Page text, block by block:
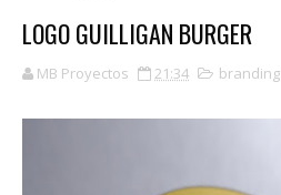
LOGO GUILLIGAN BURGER
MB Proyectos 21:34 branding